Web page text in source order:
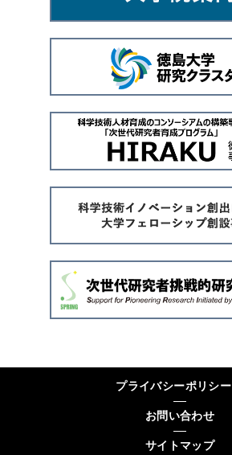
プライバシーポリシー
お問い合わせ
サイトマップ